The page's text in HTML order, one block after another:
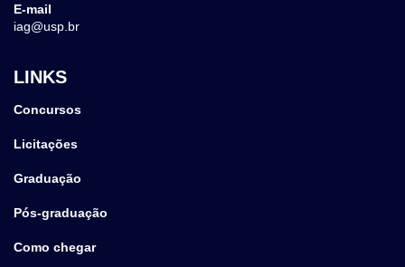
E-mail
iag@usp.br
LINKS
Concursos
Licitações
Graduação
Pós-graduação
Como chegar